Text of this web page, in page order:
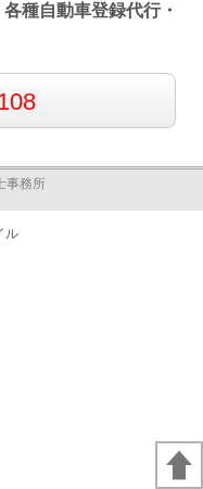
種自動車登録代行・
事務所
ル